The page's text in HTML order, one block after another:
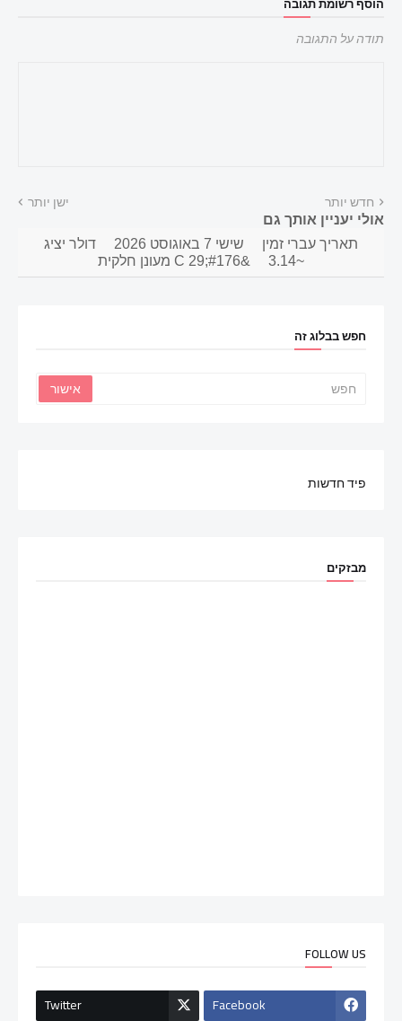
תודה על התגובה
חדש יותר ישן יותר
אולי יעניין אותך גם
תאריך עברי זמין שישי 7 באוגוסט 2026
דולר יציג
~3.14
&#176;C 29 מעונן חלקית
חפש בבלוג זה
פיד חדשות
מבזקים
FOLLOW US
Facebook
Twitter